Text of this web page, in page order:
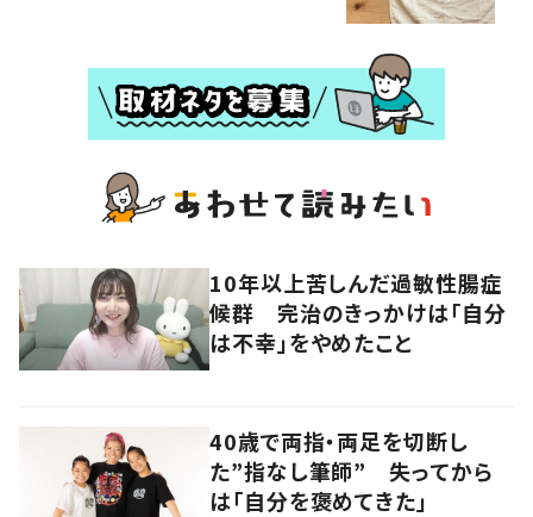
10年以上苦しんだ過敏性腸症
候群 完治のきっかけは「自分
は不幸」をやめたこと
40歳で両指・両足を切断し
た”指なし筆師” 失ってから
は「自分を褒めてきた」